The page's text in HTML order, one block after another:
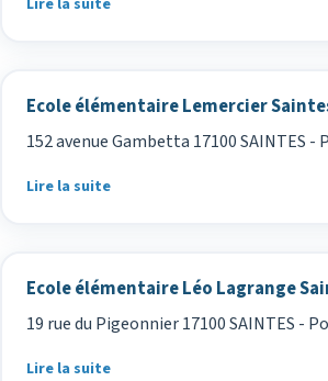
Ecole élémentaire Lemercier
152 avenue Gambetta 17100 SAINTES -
Lire la suite
Ecole élémentaire Léo Lagrange
19 rue du Pigeonnier 17100 SAINTES -
Lire la suite